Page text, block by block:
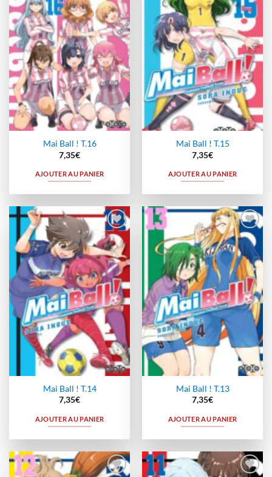
wishlist
Mai Ball ! T.16
7,35€
AJOUTER AU PANIER
wishlist
Mai Ball ! T.15
7,35€
AJOUTER AU PANIER
Ajouter
à la
wishlist
Mai Ball ! T.14
7,35€
AJOUTER AU PANIER
Ajouter
à la
wishlist
Mai Ball ! T.13
7,35€
AJOUTER AU PANIER